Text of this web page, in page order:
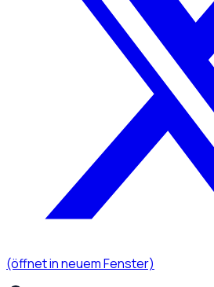
(öffnet in neuem Fenster)